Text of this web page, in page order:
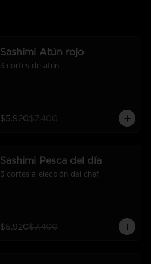
Sashimi Atún rojo
3 cortes de atún.
$5.920$7.400
Sashimi Pesca del día
3 cortes a elección del chef.
$5.920$7.400